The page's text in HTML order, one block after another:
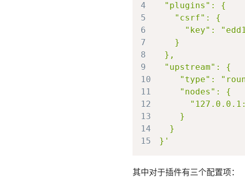
4
5
6
7
8
9
10
11
12
13
14
15
其中对于插件有三个配置项：